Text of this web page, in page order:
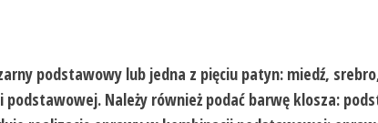
podstawowy lub jedna z pięciu patyn: miedź,
Należy również podać barwę klosza: